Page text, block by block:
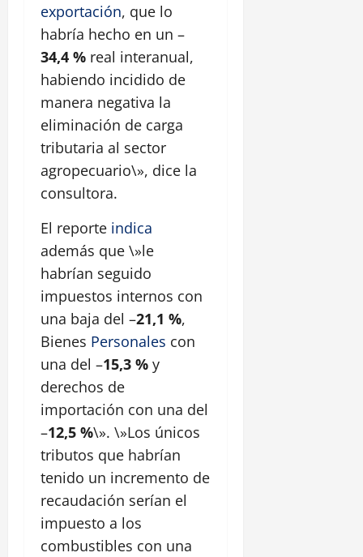
exportación, que lo
habría hecho en un –
34,4 % real interanual,
habiendo incidido de
manera negativa la
eliminación de carga
tributaria al sector
agropecuario\», dice la
consultora.
El reporte indica
además que \»le
habrían seguido
impuestos internos con
una baja del –21,1 %,
Bienes Personales con
una del –15,3 % y
derechos de
importación con una del
–12,5 %\». \»Los únicos
tributos que habrían
tenido un incremento de
recaudación serían el
impuesto a los
combustibles con una